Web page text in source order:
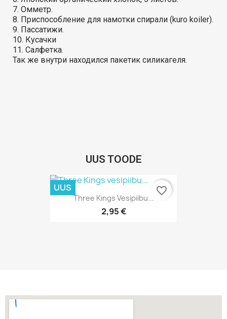
7. Омметр.
8. Приспособление для намотки спирали (kuro koiler).
9. Пассатижи.
10. Кусачки
11. Салфетка.
Так же внутри находился пакетик силикагеля.
UUS TOODE
Kiirvaade
Three Kings Vesipiibu...
2,95 €
UUS favorite_border